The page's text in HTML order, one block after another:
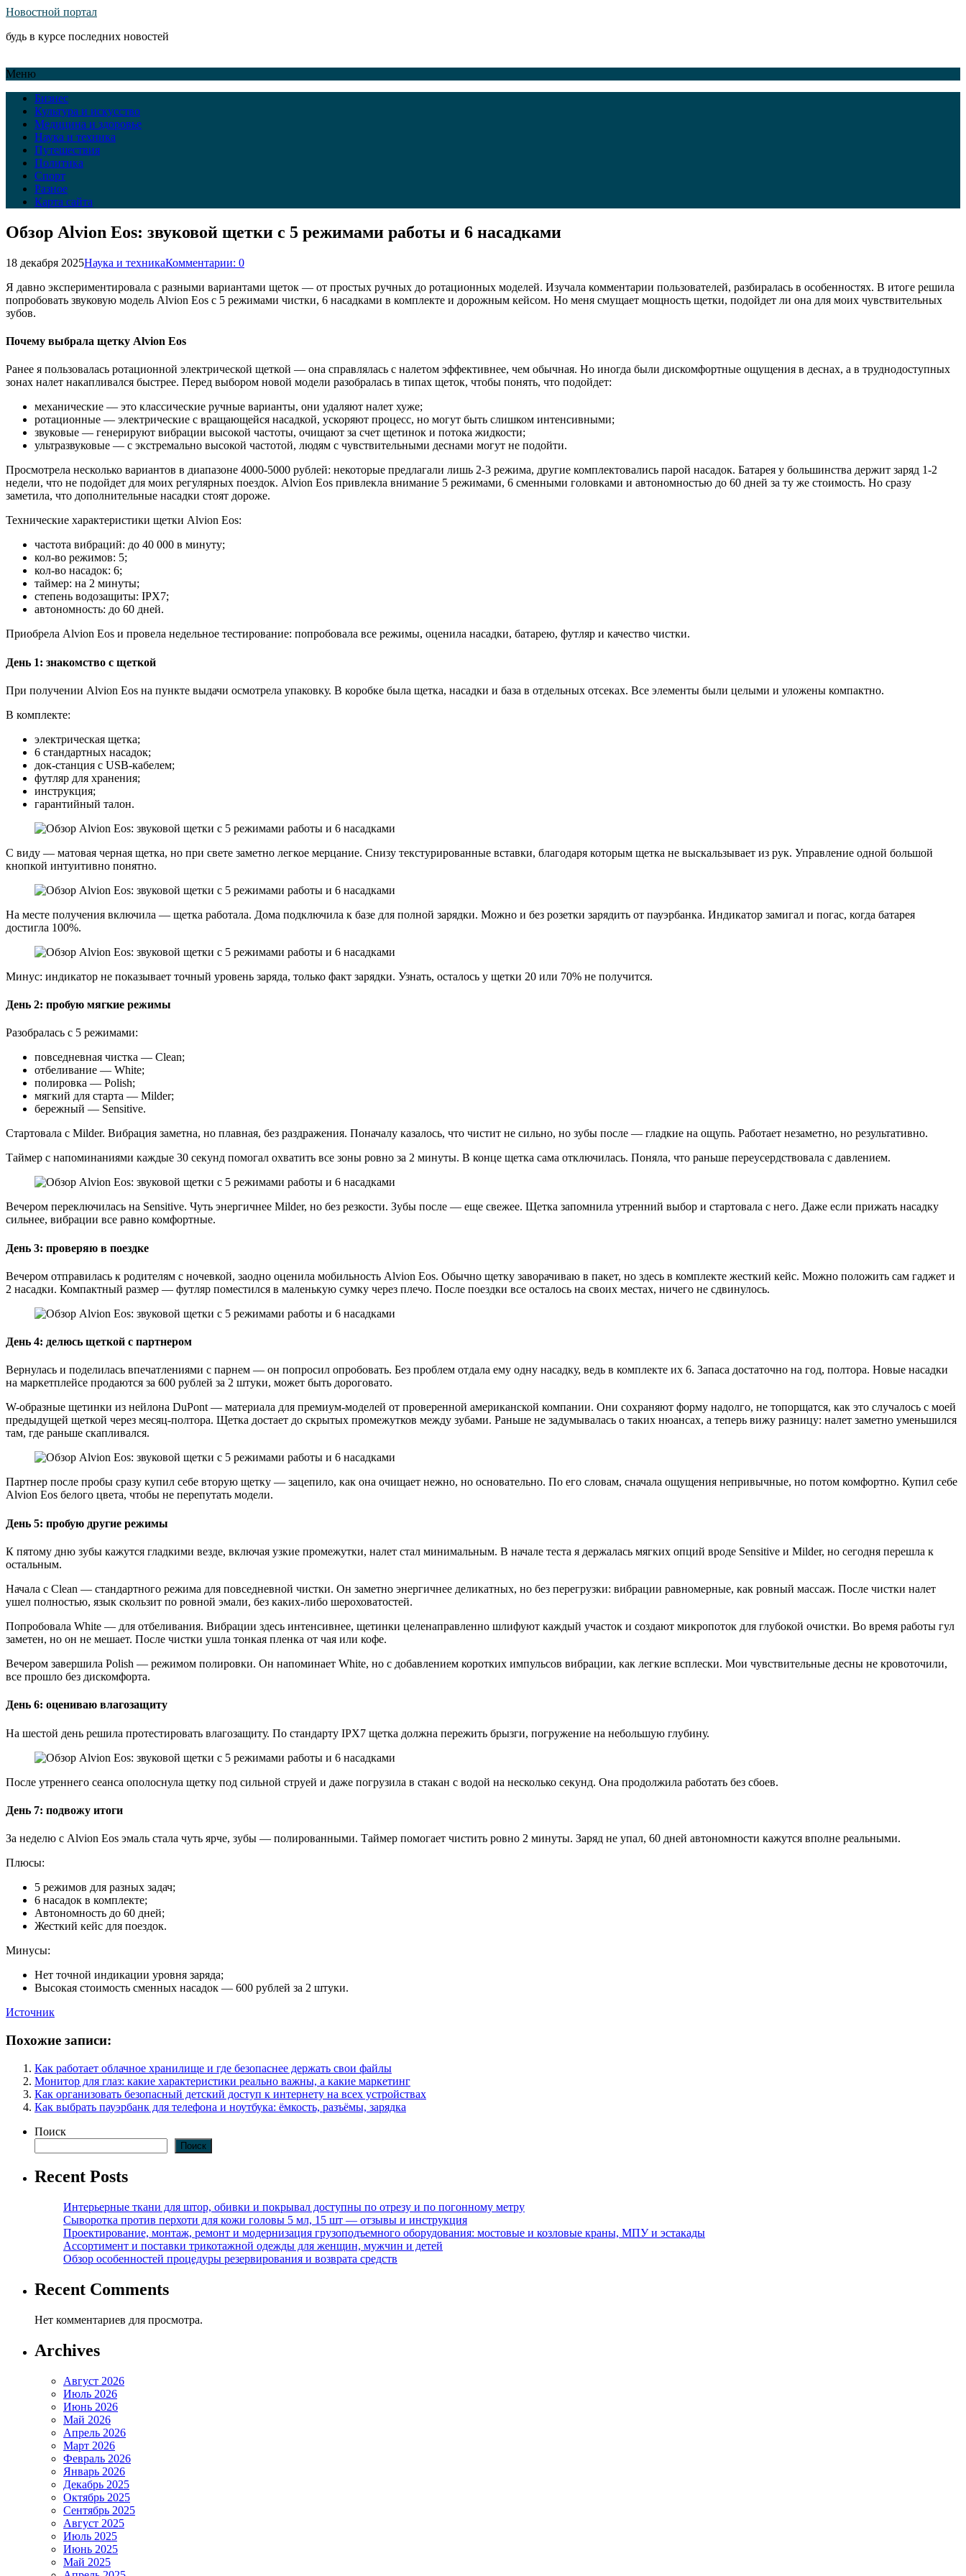
Новостной портал
будь в курсе последних новостей
Меню
Бизнес
Культура и искусство
Медицина и здоровье
Наука и техника
Путешествия
Политика
Спорт
Разное
Карта сайта
Обзор Alvion Eos: звуковой щетки с 5 режимами работы и 6 насадками
18 декабря 2025Наука и техникаКомментарии: 0
Я давно экспериментировала с разными вариантами щеток — от простых ручных до ротационных моделей. Изучала комментарии пользователей, разбиралась в особенностях. В итоге решила
попробовать звуковую модель Alvion Eos с 5 режимами чистки, 6 насадками в комплекте и дорожным кейсом. Но меня смущает мощность щетки, подойдет ли она для моих чувствительных
зубов.
Почему выбрала щетку Alvion Eos
Ранее я пользовалась ротационной электрической щеткой — она справлялась с налетом эффективнее, чем обычная. Но иногда были дискомфортные ощущения в деснах, а в труднодоступных
зонах налет накапливался быстрее. Перед выбором новой модели разобралась в типах щеток, чтобы понять, что подойдет:
механические — это классические ручные варианты, они удаляют налет хуже;
ротационные — электрические с вращающейся насадкой, ускоряют процесс, но могут быть слишком интенсивными;
звуковые — генерируют вибрации высокой частоты, очищают за счет щетинок и потока жидкости;
ультразвуковые — с экстремально высокой частотой, людям с чувствительными деснами могут не подойти.
Просмотрела несколько вариантов в диапазоне 4000-5000 рублей: некоторые предлагали лишь 2-3 режима, другие комплектовались парой насадок. Батарея у большинства держит заряд 1-2
недели, что не подойдет для моих регулярных поездок. Alvion Eos привлекла внимание 5 режимами, 6 сменными головками и автономностью до 60 дней за ту же стоимость. Но сразу
заметила, что дополнительные насадки стоят дороже.
Технические характеристики щетки Alvion Eos:
частота вибраций: до 40 000 в минуту;
кол-во режимов: 5;
кол-во насадок: 6;
таймер: на 2 минуты;
степень водозащиты: IPX7;
автономность: до 60 дней.
Приобрела Alvion Eos и провела недельное тестирование: попробовала все режимы, оценила насадки, батарею, футляр и качество чистки.
День 1: знакомство с щеткой
При получении Alvion Eos на пункте выдачи осмотрела упаковку. В коробке была щетка, насадки и база в отдельных отсеках. Все элементы были целыми и уложены компактно.
В комплекте:
электрическая щетка;
6 стандартных насадок;
док-станция с USB-кабелем;
футляр для хранения;
инструкция;
гарантийный талон.
С виду — матовая черная щетка, но при свете заметно легкое мерцание. Снизу текстурированные вставки, благодаря которым щетка не выскальзывает из рук. Управление одной большой
кнопкой интуитивно понятно.
На месте получения включила — щетка работала. Дома подключила к базе для полной зарядки. Можно и без розетки зарядить от пауэрбанка. Индикатор замигал и погас, когда батарея
достигла 100%.
Минус: индикатор не показывает точный уровень заряда, только факт зарядки. Узнать, осталось у щетки 20 или 70% не получится.
День 2: пробую мягкие режимы
Разобралась с 5 режимами:
повседневная чистка — Clean;
отбеливание — White;
полировка — Polish;
мягкий для старта — Milder;
бережный — Sensitive.
Стартовала с Milder. Вибрация заметна, но плавная, без раздражения. Поначалу казалось, что чистит не сильно, но зубы после — гладкие на ощупь. Работает незаметно, но результативно.
Таймер с напоминаниями каждые 30 секунд помогал охватить все зоны ровно за 2 минуты. В конце щетка сама отключилась. Поняла, что раньше переусердствовала с давлением.
Вечером переключилась на Sensitive. Чуть энергичнее Milder, но без резкости. Зубы после — еще свежее. Щетка запомнила утренний выбор и стартовала с него. Даже если прижать насадку
сильнее, вибрации все равно комфортные.
День 3: проверяю в поездке
Вечером отправилась к родителям с ночевкой, заодно оценила мобильность Alvion Eos. Обычно щетку заворачиваю в пакет, но здесь в комплекте жесткий кейс. Можно положить сам гаджет и
2 насадки. Компактный размер — футляр поместился в маленькую сумку через плечо. После поездки все осталось на своих местах, ничего не сдвинулось.
День 4: делюсь щеткой с партнером
Вернулась и поделилась впечатлениями с парнем — он попросил опробовать. Без проблем отдала ему одну насадку, ведь в комплекте их 6. Запаса достаточно на год, полтора. Новые насадки
на маркетплейсе продаются за 600 рублей за 2 штуки, может быть дороговато.
W-образные щетинки из нейлона DuPont — материала для премиум-моделей от проверенной американской компании. Они сохраняют форму надолго, не топорщатся, как это случалось с моей
предыдущей щеткой через месяц-полтора. Щетка достает до скрытых промежутков между зубами. Раньше не задумывалась о таких нюансах, а теперь вижу разницу: налет заметно уменьшился
там, где раньше скапливался.
Партнер после пробы сразу купил себе вторую щетку — зацепило, как она очищает нежно, но основательно. По его словам, сначала ощущения непривычные, но потом комфортно. Купил себе
Alvion Eos белого цвета, чтобы не перепутать модели.
День 5: пробую другие режимы
К пятому дню зубы кажутся гладкими везде, включая узкие промежутки, налет стал минимальным. В начале теста я держалась мягких опций вроде Sensitive и Milder, но сегодня перешла к
остальным.
Начала с Clean — стандартного режима для повседневной чистки. Он заметно энергичнее деликатных, но без перегрузки: вибрации равномерные, как ровный массаж. После чистки налет
ушел полностью, язык скользит по ровной эмали, без каких-либо шероховатостей.
Попробовала White — для отбеливания. Вибрации здесь интенсивнее, щетинки целенаправленно шлифуют каждый участок и создают микропоток для глубокой очистки. Во время работы гул
заметен, но он не мешает. После чистки ушла тонкая пленка от чая или кофе.
Вечером завершила Polish — режимом полировки. Он напоминает White, но с добавлением коротких импульсов вибрации, как легкие всплески. Мои чувствительные десны не кровоточили,
все прошло без дискомфорта.
День 6: оцениваю влагозащиту
На шестой день решила протестировать влагозащиту. По стандарту IPX7 щетка должна пережить брызги, погружение на небольшую глубину.
После утреннего сеанса ополоснула щетку под сильной струей и даже погрузила в стакан с водой на несколько секунд. Она продолжила работать без сбоев.
День 7: подвожу итоги
За неделю с Alvion Eos эмаль стала чуть ярче, зубы — полированными. Таймер помогает чистить ровно 2 минуты. Заряд не упал, 60 дней автономности кажутся вполне реальными.
Плюсы:
5 режимов для разных задач;
6 насадок в комплекте;
Автономность до 60 дней;
Жесткий кейс для поездок.
Минусы:
Нет точной индикации уровня заряда;
Высокая стоимость сменных насадок — 600 рублей за 2 штуки.
Источник
Похожие записи:
Как работает облачное хранилище и где безопаснее держать свои файлы
Монитор для глаз: какие характеристики реально важны, а какие маркетинг
Как организовать безопасный детский доступ к интернету на всех устройствах
Как выбрать пауэрбанк для телефона и ноутбука: ёмкость, разъёмы, зарядка
Поиск
Поиск
Recent Posts
Интерьерные ткани для штор, обивки и покрывал доступны по отрезу и по погонному метру
Сыворотка против перхоти для кожи головы 5 мл, 15 шт — отзывы и инструкция
Проектирование, монтаж, ремонт и модернизация грузоподъемного оборудования: мостовые и козловые краны, МПУ и эстакады
Ассортимент и поставки трикотажной одежды для женщин, мужчин и детей
Обзор особенностей процедуры резервирования и возврата средств
Recent Comments
Нет комментариев для просмотра.
Archives
Август 2026
Июль 2026
Июнь 2026
Май 2026
Апрель 2026
Март 2026
Февраль 2026
Январь 2026
Декабрь 2025
Октябрь 2025
Сентябрь 2025
Август 2025
Июль 2025
Июнь 2025
Май 2025